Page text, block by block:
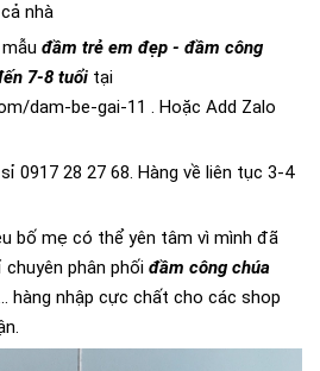
nhà
đầm trẻ em đẹp - đầm công
7-8 tuổi tại
dam-be-gai-11 . Hoặc Add Zalo
0917 28 27 68. Hàng về liên tục 3-4
bố mẹ có thể yên tâm vì mình đã
phân phối đầm công chúa
hàng nhập cực chất cho các shop